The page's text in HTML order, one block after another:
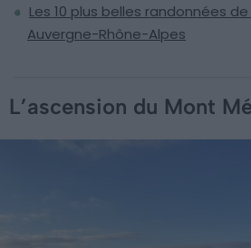
Les 10 plus belles randonnées
Auvergne-Rhône-Alpes
L’ascension du Mont